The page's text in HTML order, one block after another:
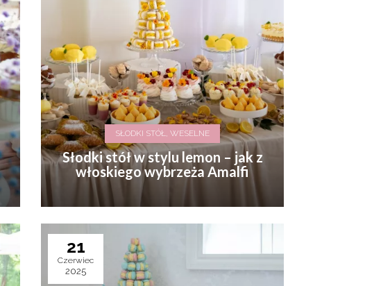
SŁODKI STÓŁ, WESELNE
Słodki stół w stylu lemon – jak z
włoskiego wybrzeża Amalfi
21
Czerwiec
2025